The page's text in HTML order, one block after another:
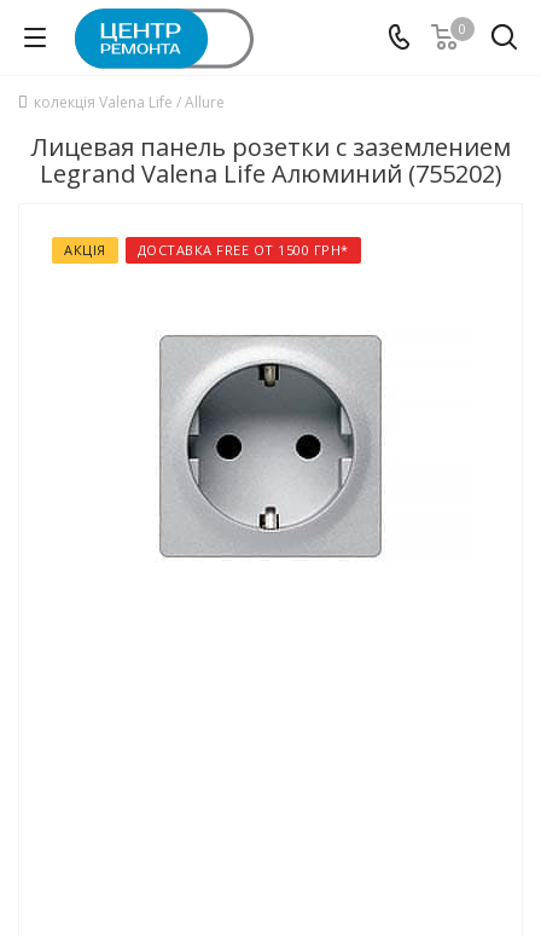
0
колекція Valena Life / Allure
Лицевая панель розетки с заземлением
Legrand Valena Life Алюминий (755202)
АКЦІЯ ДОСТАВКА FREE ОТ 1500 ГРН*